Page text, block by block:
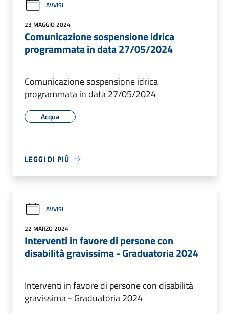
AVVISI
23 MAGGIO 2024
Comunicazione sospensione idrica
programmata in data 27/05/2024
Comunicazione sospensione idrica
programmata in data 27/05/2024
Acqua
LEGGI DI PIÙ
AVVISI
22 MARZO 2024
Interventi in favore di persone con
disabilità gravissima - Graduatoria 2024
Interventi in favore di persone con disabilità
gravissima - Graduatoria 2024